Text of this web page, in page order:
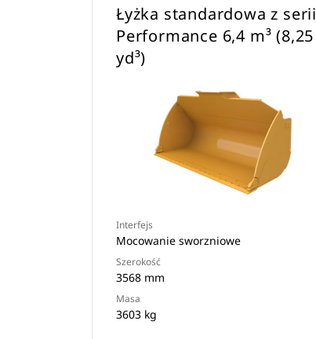
Łyżka standardowa z serii
Performance 6,4 m³ (8,25
yd³)
Interfejs
Mocowanie sworzniowe
Szerokość
3568 mm
Masa
3603 kg